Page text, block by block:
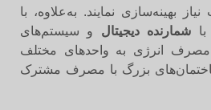
بهینه‌سازی نمایند. به‌علاوه، با
شمارنده دیجیتالو سیستم‌های
انرژی به واحدهای مختلف
بزرگ با مصرف مشترک